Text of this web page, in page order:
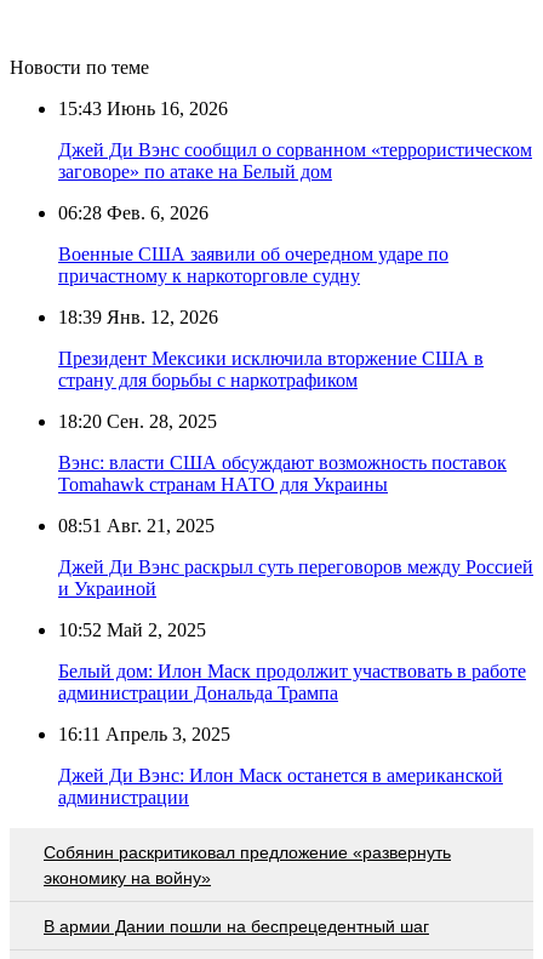
Новости по теме
15:43 Июнь 16, 2026
Джей Ди Вэнс сообщил о сорванном «террористическом
заговоре» по атаке на Белый дом
06:28 Фев. 6, 2026
Военные США заявили об очередном ударе по
причастному к наркоторговле судну
18:39 Янв. 12, 2026
Президент Мексики исключила вторжение США в
страну для борьбы с наркотрафиком
18:20 Сен. 28, 2025
Вэнс: власти США обсуждают возможность поставок
Tomahawk странам НАТО для Украины
08:51 Авг. 21, 2025
Джей Ди Вэнс раскрыл суть переговоров между Россией
и Украиной
10:52 Май 2, 2025
Белый дом: Илон Маск продолжит участвовать в работе
администрации Дональда Трампа
16:11 Апрель 3, 2025
Джей Ди Вэнс: Илон Маск останется в американской
администрации
Собянин раскритиковал предложение «развернуть
экономику на войну»
В армии Дании пошли на беспрецедентный шаг